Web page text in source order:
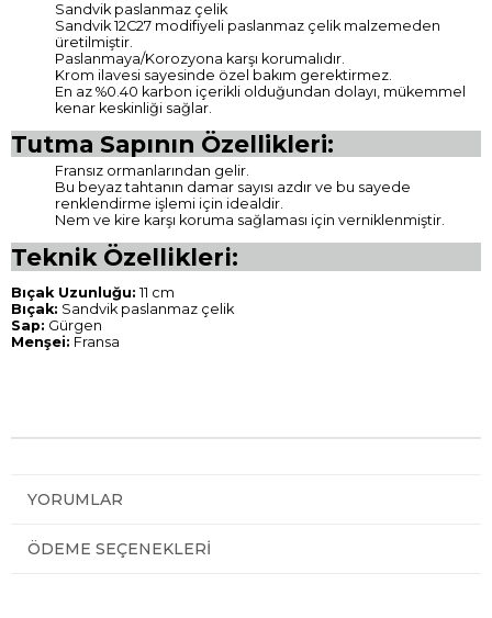
Sandvik paslanmaz çelik
Sandvik 12C27 modifiyeli paslanmaz çelik malzemeden
üretilmiştir.
Paslanmaya/Korozyona karşı korumalıdır.
Krom ilavesi sayesinde özel bakım gerektirmez.
En az %0.40 karbon içerikli olduğundan dolayı, mükemmel
kenar keskinliği sağlar.
Tutma Sapının Özellikleri:
Fransız ormanlarından gelir.
Bu beyaz tahtanın damar sayısı azdır ve bu sayede
renklendirme işlemi için idealdir.
Nem ve kire karşı koruma sağlaması için verniklenmiştir.
Teknik Özellikleri:
Bıçak Uzunluğu: 11 cm
Bıçak: Sandvik paslanmaz çelik
Sap: Gürgen
Menşei: Fransa
YORUMLAR
ÖDEME SEÇENEKLERI